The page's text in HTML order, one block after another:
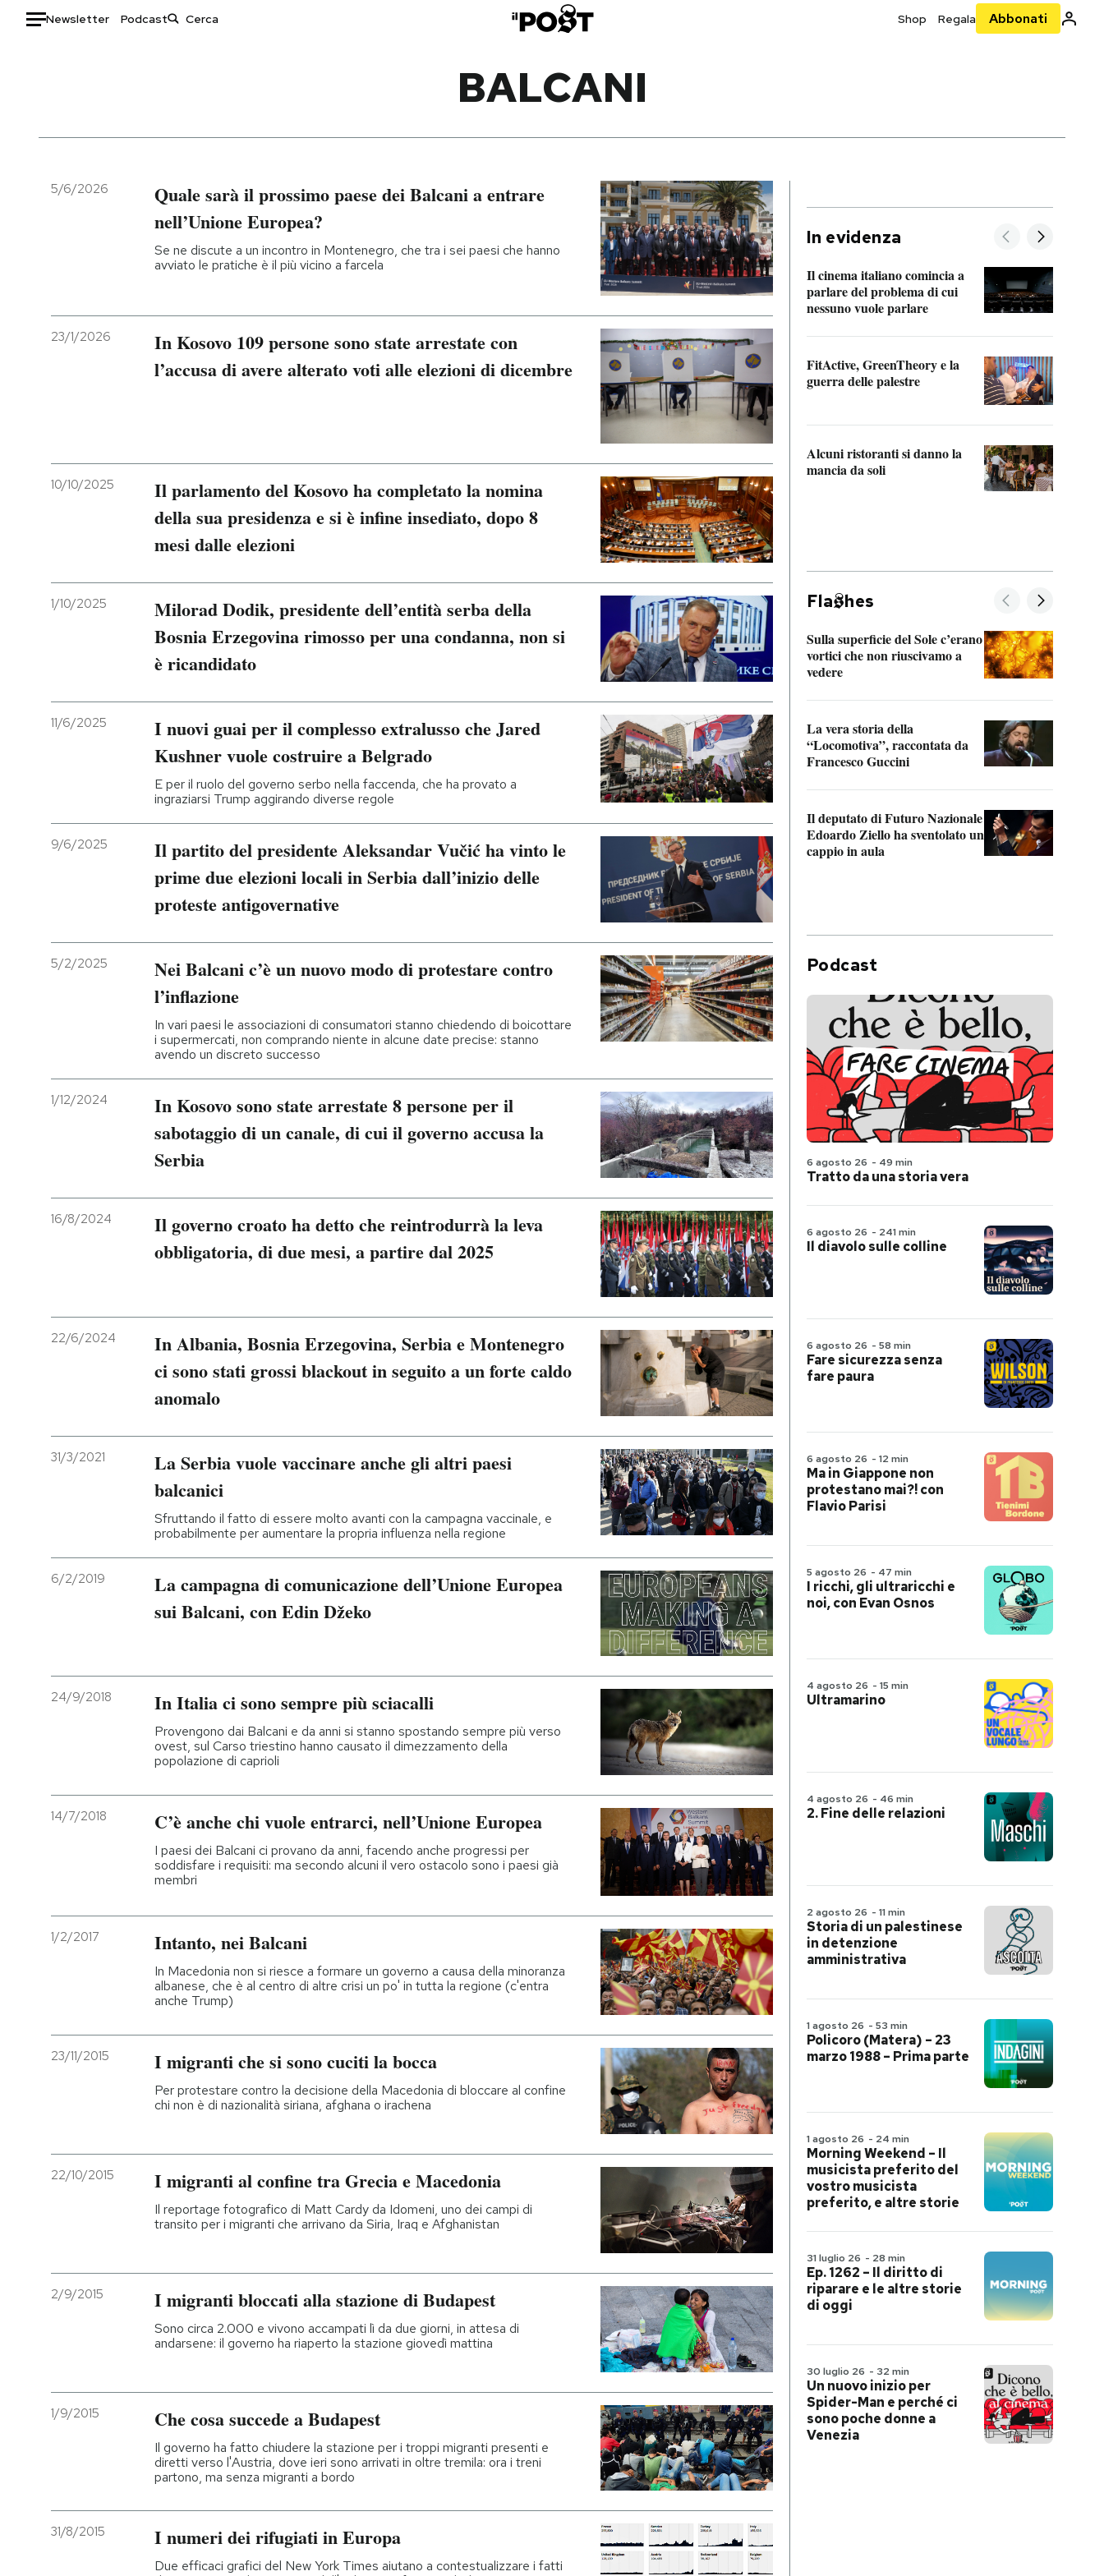
Newsletter Podcast Shop Regala Abbonati
Italia
Politica
Moda
Storie/Idee
Ok Boomer!
Media
AREA PERSONALE
Entra
BALCANI
5/6/2026
Quale sarà il prossimo paese dei Balcani a entrare
nell’Unione Europea?
Se ne discute a un incontro in Montenegro, che tra i sei paesi che hanno
avviato le pratiche è il più vicino a farcela
23/1/2026
In Kosovo 109 persone sono state arrestate con
l’accusa di avere alterato voti alle elezioni di dicembre
10/10/2025
Il parlamento del Kosovo ha completato la nomina
della sua presidenza e si è infine insediato, dopo 8
mesi dalle elezioni
1/10/2025
Milorad Dodik, presidente dell’entità serba della
Bosnia Erzegovina rimosso per una condanna, non si
è ricandidato
11/6/2025
I nuovi guai per il complesso extralusso che Jared
Kushner vuole costruire a Belgrado
E per il ruolo del governo serbo nella faccenda, che ha provato a
ingraziarsi Trump aggirando diverse regole
9/6/2025
Il partito del presidente Aleksandar Vučić ha vinto le
prime due elezioni locali in Serbia dall’inizio delle
proteste antigovernative
5/2/2025
Nei Balcani c’è un nuovo modo di protestare contro
l’inflazione
In vari paesi le associazioni di consumatori stanno chiedendo di boicottare
i supermercati, non comprando niente in alcune date precise: stanno
avendo un discreto successo
1/12/2024
In Kosovo sono state arrestate 8 persone per il
sabotaggio di un canale, di cui il governo accusa la
Serbia
16/8/2024
Il governo croato ha detto che reintrodurrà la leva
obbligatoria, di due mesi, a partire dal 2025
22/6/2024
In Albania, Bosnia Erzegovina, Serbia e Montenegro
ci sono stati grossi blackout in seguito a un forte caldo
anomalo
31/3/2021
La Serbia vuole vaccinare anche gli altri paesi
balcanici
Sfruttando il fatto di essere molto avanti con la campagna vaccinale, e
probabilmente per aumentare la propria influenza nella regione
6/2/2019
La campagna di comunicazione dell’Unione Europea
sui Balcani, con Edin Džeko
24/9/2018 In Italia ci sono sempre più sciacalli
Provengono dai Balcani e da anni si stanno spostando sempre più verso
ovest, sul Carso triestino hanno causato il dimezzamento della
popolazione di caprioli
14/7/2018 C’è anche chi vuole entrarci, nell’Unione Europea
I paesi dei Balcani ci provano da anni, facendo anche progressi per
soddisfare i requisiti: ma secondo alcuni il vero ostacolo sono i paesi già
membri
1/2/2017 Intanto, nei Balcani
In Macedonia non si riesce a formare un governo a causa della minoranza
albanese, che è al centro di altre crisi un po' in tutta la regione (c'entra
anche Trump)
23/11/2015 I migranti che si sono cuciti la bocca
Per protestare contro la decisione della Macedonia di bloccare al confine
chi non è di nazionalità siriana, afghana o irachena
22/10/2015 I migranti al confine tra Grecia e Macedonia
Il reportage fotografico di Matt Cardy da Idomeni, uno dei campi di
transito per i migranti che arrivano da Siria, Iraq e Afghanistan
2/9/2015 I migranti bloccati alla stazione di Budapest
Sono circa 2.000 e vivono accampati lì da due giorni, in attesa di
andarsene: il governo ha riaperto la stazione giovedì mattina
1/9/2015 Che cosa succede a Budapest
Il governo ha fatto chiudere la stazione per i troppi migranti presenti e
diretti verso l'Austria, dove ieri sono arrivati in oltre tremila: ora i treni
partono, ma senza migranti a bordo
31/8/2015 I numeri dei rifugiati in Europa
Due efficaci grafici del New York Times aiutano a contestualizzare i fatti
In evidenza
Il cinema italiano comincia a
parlare del problema di cui
nessuno vuole parlare
FitActive, GreenTheory e la
guerra delle palestre
Alcuni ristoranti si danno la
mancia da soli
Fla hes
Sulla superficie del Sole c’erano
vortici che non riuscivamo a
vedere
La vera storia della
“Locomotiva”, raccontata da
Francesco Guccini
Il deputato di Futuro Nazionale
Edoardo Ziello ha sventolato un
cappio in aula
Podcast
6 agosto 26 - 49 min
Tratto da una storia vera
6 agosto 26 - 241 min
Il diavolo sulle colline
6 agosto 26 - 58 min
Fare sicurezza senza
fare paura
6 agosto 26 - 12 min
Ma in Giappone non
protestano mai?! con
Flavio Parisi
5 agosto 26 - 47 min
I ricchi, gli ultraricchi e
noi, con Evan Osnos
4 agosto 26 - 15 min
Ultramarino
4 agosto 26 - 46 min
2. Fine delle relazioni
2 agosto 26 - 11 min
Storia di un palestinese
in detenzione
amministrativa
1 agosto 26 - 53 min
Policoro (Matera) – 23
marzo 1988 – Prima parte
1 agosto 26 - 24 min
Morning Weekend – Il
musicista preferito del
vostro musicista
preferito, e altre storie
31 luglio 26 - 28 min
Ep. 1262 – Il diritto di
riparare e le altre storie
di oggi
30 luglio 26 - 32 min
Un nuovo inizio per
Spider-Man e perché ci
sono poche donne a
Venezia